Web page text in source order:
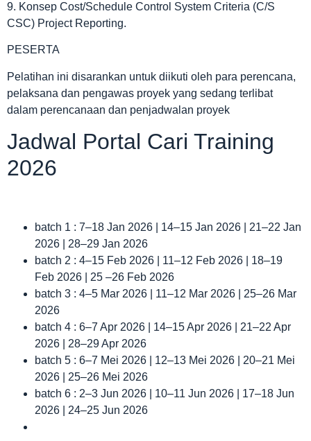
9. Konsep Cost/Schedule Control System Criteria (C/S
CSC) Project Reporting.
PESERTA
Pelatihan ini disarankan untuk diikuti oleh para perencana,
pelaksana dan pengawas proyek yang sedang terlibat
dalam perencanaan dan penjadwalan proyek
Jadwal Portal Cari Training
2026
batch 1 : 7–18 Jan 2026 | 14–15 Jan 2026 | 21–22 Jan
2026 | 28–29 Jan 2026
batch 2 : 4–15 Feb 2026 | 11–12 Feb 2026 | 18–19
Feb 2026 | 25 –26 Feb 2026
batch 3 : 4–5 Mar 2026 | 11–12 Mar 2026 | 25–26 Mar
2026
batch 4 : 6–7 Apr 2026 | 14–15 Apr 2026 | 21–22 Apr
2026 | 28–29 Apr 2026
batch 5 : 6–7 Mei 2026 | 12–13 Mei 2026 | 20–21 Mei
2026 | 25–26 Mei 2026
batch 6 : 2–3 Jun 2026 | 10–11 Jun 2026 | 17–18 Jun
2026 | 24–25 Jun 2026